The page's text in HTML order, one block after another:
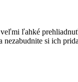
ľahké
si ich